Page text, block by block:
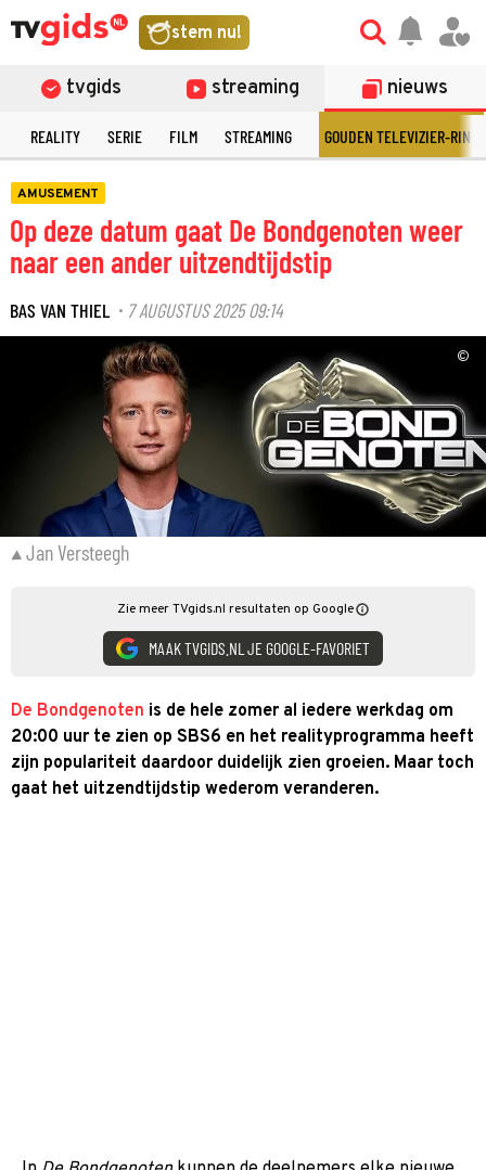
stem nu!
tvgids streaming nieuws
REALITY SERIE FILM STREAMING GOUDEN TELEVIZIER-RING
AMUSEMENT
Op deze datum gaat De Bondgenoten weer
naar een ander uitzendtijdstip
BAS VAN THIEL· 7 AUGUSTUS 2025 09:14
©
Jan Versteegh
Zie meer TVgids.nl resultaten op Google
MAAK TVGIDS.NL JE GOOGLE-FAVORIET
De Bondgenoten is de hele zomer al iedere werkdag om
20:00 uur te zien op SBS6 en het realityprogramma heeft
zijn populariteit daardoor duidelijk zien groeien. Maar toch
gaat het uitzendtijdstip wederom veranderen.